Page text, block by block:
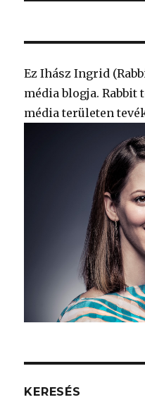
Ez Ihász Ingrid
média blogja. Rabbit
média területen
KERESÉS